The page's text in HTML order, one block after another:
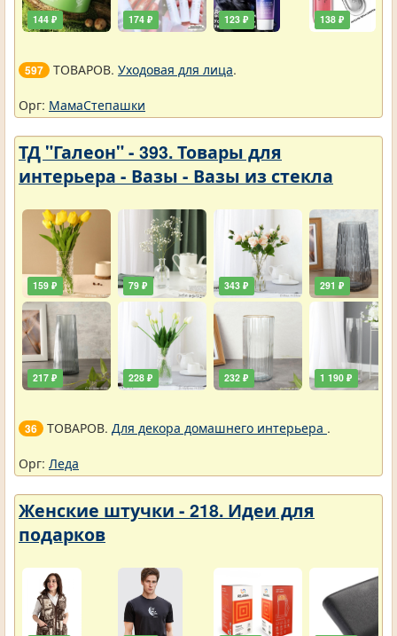
144 ₽ 174 ₽ 123 ₽ 138 ₽
597 ТОВАРОВ. Уходовая для лица.
Орг: МамаСтепашки
ТД "Галеон" - 393. Товары для
интерьера - Вазы - Вазы из стекла
159 ₽
217 ₽
79 ₽
228 ₽
343 ₽
232 ₽
291 ₽
1 190 ₽
36 ТОВАРОВ. Для декора домашнего интерьера .
Орг: Леда
Женские штучки - 218. Идеи для
подарков